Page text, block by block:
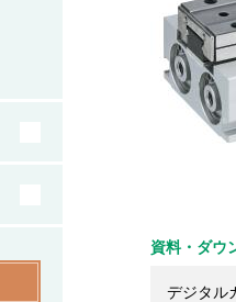
資料・ダウ
デジタル